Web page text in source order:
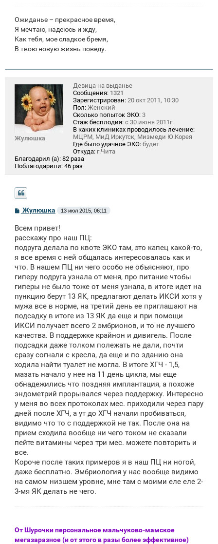
Ожиданье – прекрасное время,
Я мечтаю, надеюсь и жду,
Как тебя, мое сладкое бремя,
В твою новую жизнь поведу.
Жулюшка
Девица на выданье
Сообщения: 1321
Зарегистрирован: 20 окт 2011, 10:30
Пол: Женский
Сколько попыток ЭКО: 3
Стаж бесплодия: с 30 июня 2011г.
В каких клиниках проводилось лечение:
МЦРМ, МиД Иркутск, Мизмеди Ю.Корея
Где было удачное ЭКО: будет
Откуда: г.Чита
Благодарил (а): 82 раза
Поблагодарили: 46 раз
С
о
б
щ
н
и
Жулюшка 13 июл 2015, 06:11
Всем привет!
расскажу про наш ПЦ:
подруга делала по квоте ЭКО там, это капец какой-то,
я все время с ней общалась интересовалась как и
что. В нашем ПЦ ни чего особо не объясняют, про
гиперу подруга узнала от меня, про питание чтобы
гиперы не было тоже от меня узнала, в итоге идет на
пункцию берут 13 ЯК, предлагают делать ИКСИ хотя у
мужа все в норме, на третий день ее приглашают на
подсадку в итоге из 13 ЯК да еще и при помощи
ИКСИ получает всего 2 эмбрионов, и то не лучшего
качества. В поддержке крайнон и дивигель. После
подсадки даже толком полежать не дали, почти
сразу согнали с кресла, да еще и по зданию она
ходила найти туалет не могла. В итоге ХГЧ - 1,5,
мазать начало у нее на 11 день цикла, мы еще
обнадежились что поздняя имплантация, а похоже
эндометрий прорывался через поддержку. Интересно
у меня во всех протоколах мес. приходили через пару
дней после ХГЧ, а ут до ХГЧ начали пробиваться,
видимо что то с поддержкой не так. После она на
прием сходила вообще ни чего током не сказали
пейте витамины через три мес. можете повторить и
все.
Короче после таких примеров я в наш ПЦ ни ногой,
даже бесплатно. Эмбриология у нас вообще видимо
на самом низшем уровне, мне там с моими еле еле 2-
3-мя ЯК делать не чего.
От Шурочки персональное мальчуково-мамское
мегазаразное (и от этого в разы более эффективное)